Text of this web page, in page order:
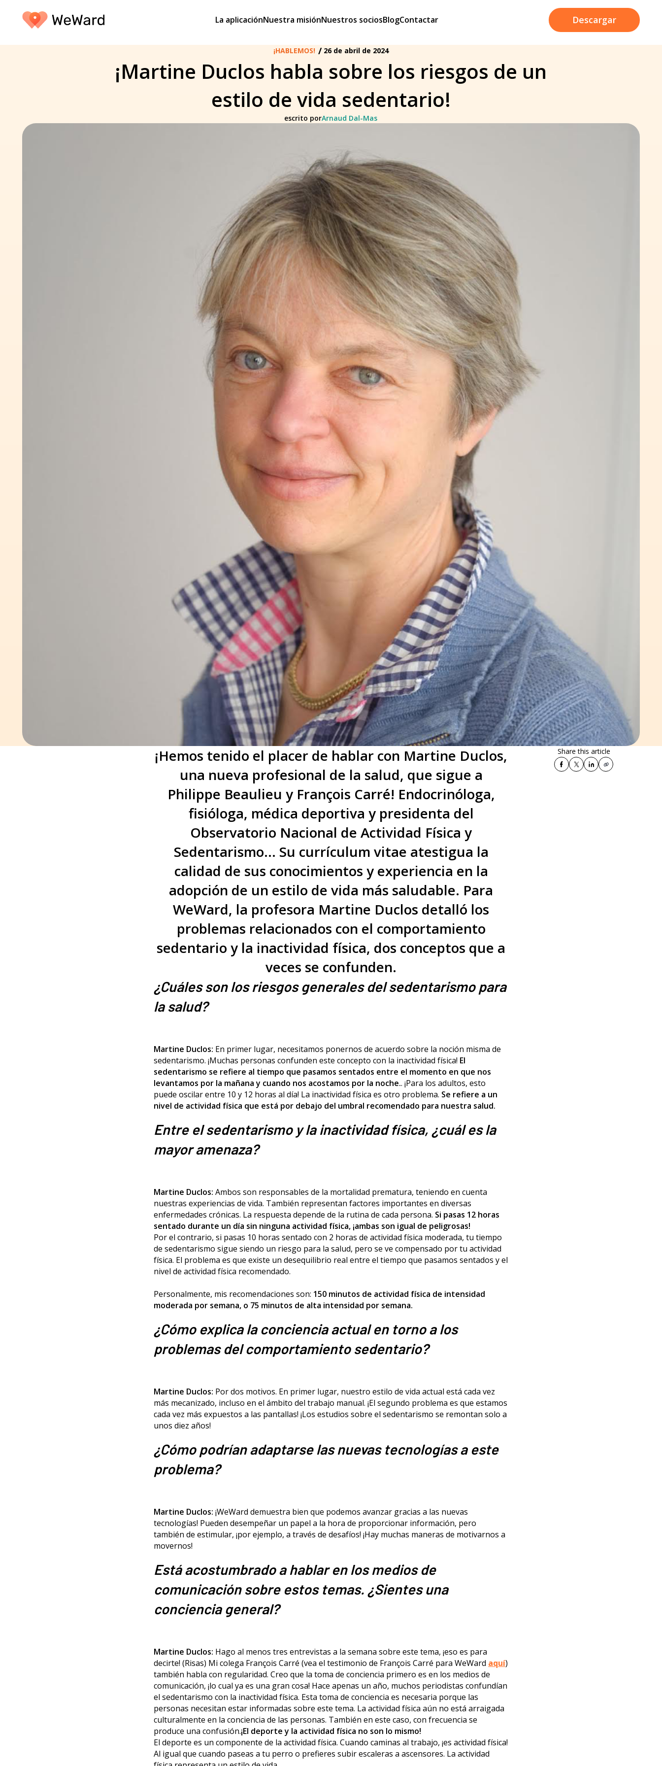
La aplicaciónNuestra misiónNuestros sociosBlogContactar Descargar
¡HABLEMOS! / 26 de abril de 2024
¡Martine Duclos habla sobre los riesgos de un
estilo de vida sedentario!
escrito porArnaud Dal-Mas
¡Hemos tenido el placer de hablar con Martine Duclos,
una nueva profesional de la salud, que sigue a
Philippe Beaulieu y François Carré! Endocrinóloga,
fisióloga, médica deportiva y presidenta del
Observatorio Nacional de Actividad Física y
Sedentarismo... Su currículum vitae atestigua la
calidad de sus conocimientos y experiencia en la
adopción de un estilo de vida más saludable. Para
WeWard, la profesora Martine Duclos detalló los
problemas relacionados con el comportamiento
sedentario y la inactividad física, dos conceptos que a
veces se confunden.
¿Cuáles son los riesgos generales del sedentarismo para
la salud?
Martine Duclos: En primer lugar, necesitamos ponernos de acuerdo sobre la noción misma de
sedentarismo. ¡Muchas personas confunden este concepto con la inactividad física! El
sedentarismo se refiere al tiempo que pasamos sentados entre el momento en que nos
levantamos por la mañana y cuando nos acostamos por la noche.. ¡Para los adultos, esto
puede oscilar entre 10 y 12 horas al día! La inactividad física es otro problema. Se refiere a un
nivel de actividad física que está por debajo del umbral recomendado para nuestra salud.
Entre el sedentarismo y la inactividad física, ¿cuál es la
mayor amenaza?
Martine Duclos: Ambos son responsables de la mortalidad prematura, teniendo en cuenta
nuestras experiencias de vida. También representan factores importantes en diversas
enfermedades crónicas. La respuesta depende de la rutina de cada persona. Si pasas 12 horas
sentado durante un día sin ninguna actividad física, ¡ambas son igual de peligrosas!
Por el contrario, si pasas 10 horas sentado con 2 horas de actividad física moderada, tu tiempo
de sedentarismo sigue siendo un riesgo para la salud, pero se ve compensado por tu actividad
física. El problema es que existe un desequilibrio real entre el tiempo que pasamos sentados y el
nivel de actividad física recomendado.
Personalmente, mis recomendaciones son: 150 minutos de actividad física de intensidad
moderada por semana, o 75 minutos de alta intensidad por semana.
¿Cómo explica la conciencia actual en torno a los
problemas del comportamiento sedentario?
Martine Duclos: Por dos motivos. En primer lugar, nuestro estilo de vida actual está cada vez
más mecanizado, incluso en el ámbito del trabajo manual. ¡El segundo problema es que estamos
cada vez más expuestos a las pantallas! ¡Los estudios sobre el sedentarismo se remontan solo a
unos diez años!
¿Cómo podrían adaptarse las nuevas tecnologías a este
problema?
Martine Duclos: ¡WeWard demuestra bien que podemos avanzar gracias a las nuevas
tecnologías! Pueden desempeñar un papel a la hora de proporcionar información, pero
también de estimular, ¡por ejemplo, a través de desafíos! ¡Hay muchas maneras de motivarnos a
movernos!
Está acostumbrado a hablar en los medios de
comunicación sobre estos temas. ¿Sientes una
conciencia general?
Martine Duclos: Hago al menos tres entrevistas a la semana sobre este tema, ¡eso es para
decirte! (Risas) Mi colega François Carré (vea el testimonio de François Carré para WeWard aquí)
también habla con regularidad. Creo que la toma de conciencia primero es en los medios de
comunicación, ¡lo cual ya es una gran cosa! Hace apenas un año, muchos periodistas confundían
el sedentarismo con la inactividad física. Esta toma de conciencia es necesaria porque las
personas necesitan estar informadas sobre este tema. La actividad física aún no está arraigada
culturalmente en la conciencia de las personas. También en este caso, con frecuencia se
produce una confusión.¡El deporte y la actividad física no son lo mismo!
El deporte es un componente de la actividad física. Cuando caminas al trabajo, ¡es actividad física!
Al igual que cuando paseas a tu perro o prefieres subir escaleras a ascensores. La actividad
Share this article